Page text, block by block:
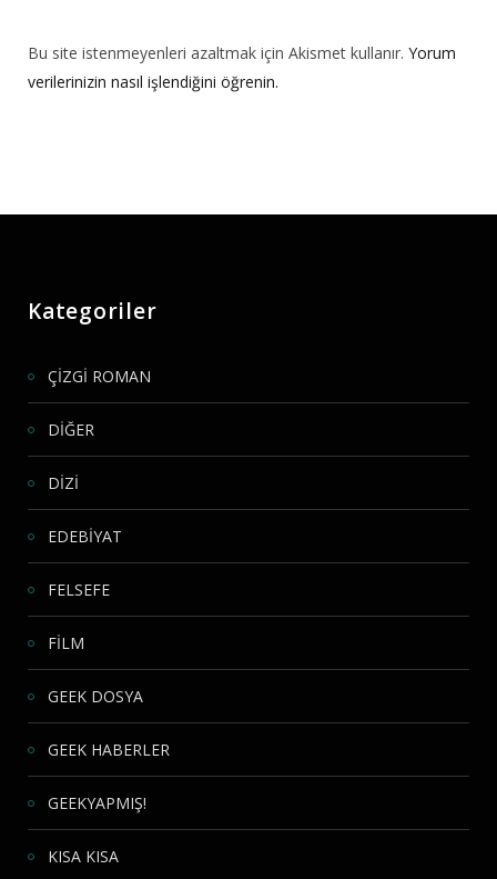
Bu site istenmeyenleri azaltmak için Akismet kullanır. Yorum
verilerinizin nasıl işlendiğini öğrenin.
Kategoriler
ÇİZGİ ROMAN
DİĞER
DİZİ
EDEBİYAT
FELSEFE
FİLM
GEEK DOSYA
GEEK HABERLER
GEEKYAPMIŞ!
KISA KISA